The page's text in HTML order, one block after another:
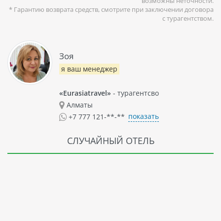
Отель MOVENPICK RESORT EL QUSEIR - это роскошное место
для отдыха на берегу Красного моря. Гости здесь найдут
все необходимое для комфортного проживания и
Алам.
* Гарантию возврата средств, смотрите при заключении договора
с турагентством.
Зоя
я ваш менеджер
«Eurasiatravel» - турагентсво
Алматы
+7 777 121-**-** показать
СЛУЧАЙНЫЙ ОТЕЛЬ